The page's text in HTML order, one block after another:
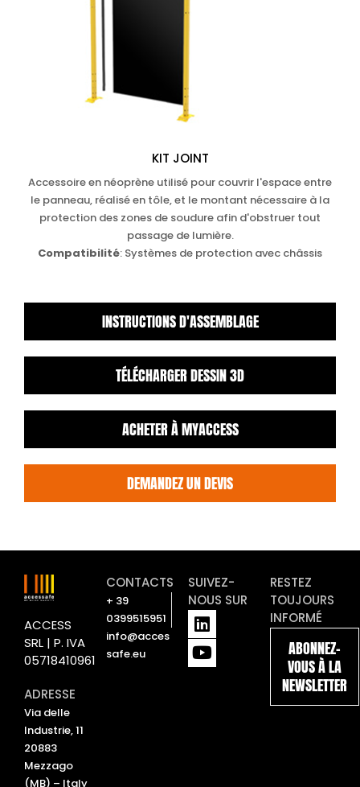
KIT JOINT
Accessoire en néoprène utilisé pour couvrir l'espace entre
le panneau, réalisé en tôle, et le montant nécessaire à la
protection des zones de soudure afin d'obstruer tout
passage de lumière.
Compatibilité: Systèmes de protection avec châssis
INSTRUCTIONS D'ASSEMBLAGE
TÉLÉCHARGER DESSIN 3D
ACHETER À MYACCESS
DEMANDEZ UN DEVIS
ACCESS
SRL | P. IVA
05718410961
ADRESSE
Via delle
Industrie, 11
20883
Mezzago
(MB) – Italy
CONTACTS
+ 39
0399515951
info@acces
safe.eu
SUIVEZ-
NOUS SUR
L
i
n
k
Y
o
u
t
RESTEZ
TOUJOURS
INFORMÉ
ABONNEZ-
VOUS À LA
NEWSLETTER